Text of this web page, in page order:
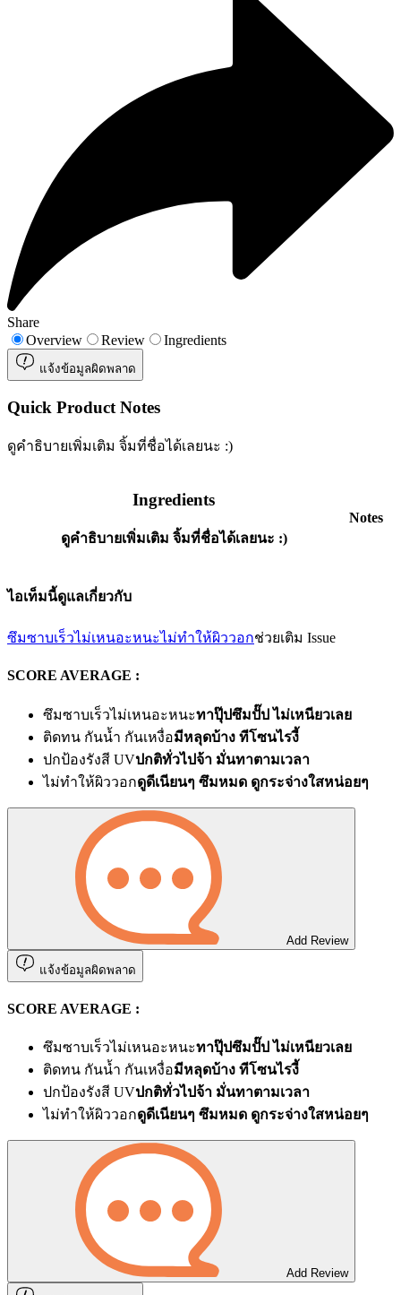
Share
Overview
Review Ingredients
แจ้งข้อมูลผิดพลาด
Quick Product Notes
ดูคำธิบายเพิ่มเติม จิ้มที่ชื่อได้เลยนะ :)
Ingredients
ดูคำธิบายเพิ่มเติม จิ้มที่ชื่อได้เลยนะ :)
Notes
ไอเท็มนี้ดูแลเกี่ยวกับ
ซึมซาบเร็วไม่เหนอะหนะไม่ทำให้ผิววอกช่วยเติม Issue
SCORE AVERAGE :
ซึมซาบเร็วไม่เหนอะหนะทาปุ๊ปซึมปั๊ป ไม่เหนียวเลย
ติดทน กันน้ำ กันเหงื่อมีหลุดบ้าง ทีโซนไรงี้
ปกป้องรังสี UVปกติทั่วไปจ้า มั่นทาตามเวลา
ไม่ทำให้ผิววอกดูดีเนียนๆ ซึมหมด ดูกระจ่างใสหน่อยๆ
Add Review
แจ้งข้อมูลผิดพลาด
SCORE AVERAGE :
ซึมซาบเร็วไม่เหนอะหนะทาปุ๊ปซึมปั๊ป ไม่เหนียวเลย
ติดทน กันน้ำ กันเหงื่อมีหลุดบ้าง ทีโซนไรงี้
ปกป้องรังสี UVปกติทั่วไปจ้า มั่นทาตามเวลา
ไม่ทำให้ผิววอกดูดีเนียนๆ ซึมหมด ดูกระจ่างใสหน่อยๆ
Add Review